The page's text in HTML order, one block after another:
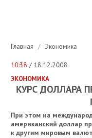
Главная / Экономика
10:38 / 18.12.2008
ЭКОНОМИКА
КУРС ДОЛЛАРА
При этом на
американский доллар
к другим мировым